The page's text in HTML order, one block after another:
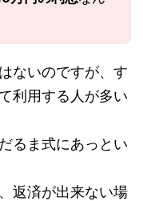
ないのですが、す
利用する人が多い
るま式にあっとい
返済が出来ない場